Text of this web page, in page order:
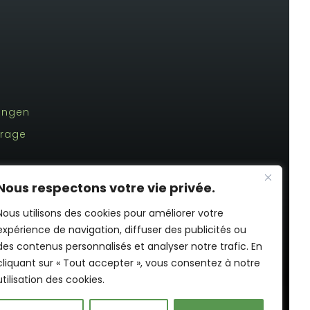
respectons votre vie privée.
utilisons des cookies pour améliorer votre
de navigation, diffuser des publicités ou
contenus personnalisés et analyser notre trafic. En
sur « Tout accepter », vous consentez à notre
des cookies.